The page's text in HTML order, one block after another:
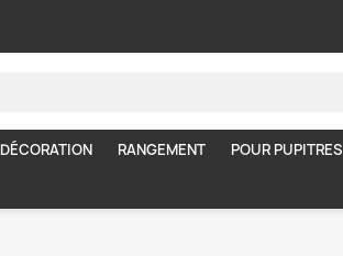
DÉCORATION RANGEMENT POUR PUPITRES